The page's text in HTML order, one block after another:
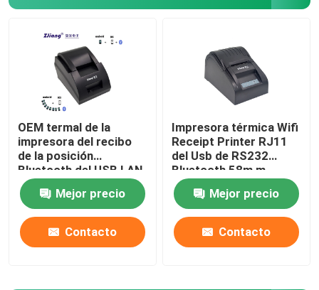
Máquina de la posición de la pantalla táctil
OEM termal de la
impresora del recibo
de la posición
Bluetooth del USB LAN
Desktop 58m m
Mejor precio
Contacto
Impresora térmica Wifi
Receipt Printer RJ11
del Usb de RS232
Bluetooth 58m m
Mejor precio
Contacto